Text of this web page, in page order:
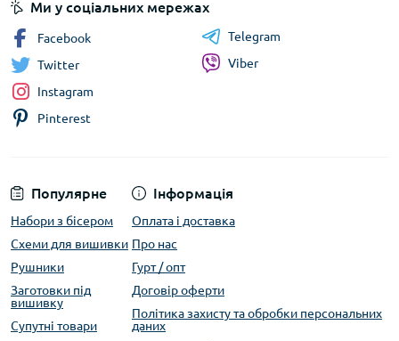
Популярне
Набори з бісером
Схеми для вишивки
Рушники
Заготовки під
вишивку
Супутні товари
Інформація
Оплата і доставка
Про нас
Гурт / опт
Договір оферти
Політика захисту та обробки персональних
даних
Ми у соціальних мережах
Facebook
Twitter
Instagram
Pinterest
Telegram
Viber